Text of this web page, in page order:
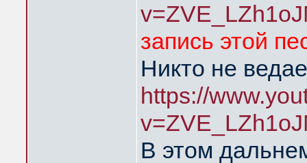
запись этой
Никто не
https://
В этом